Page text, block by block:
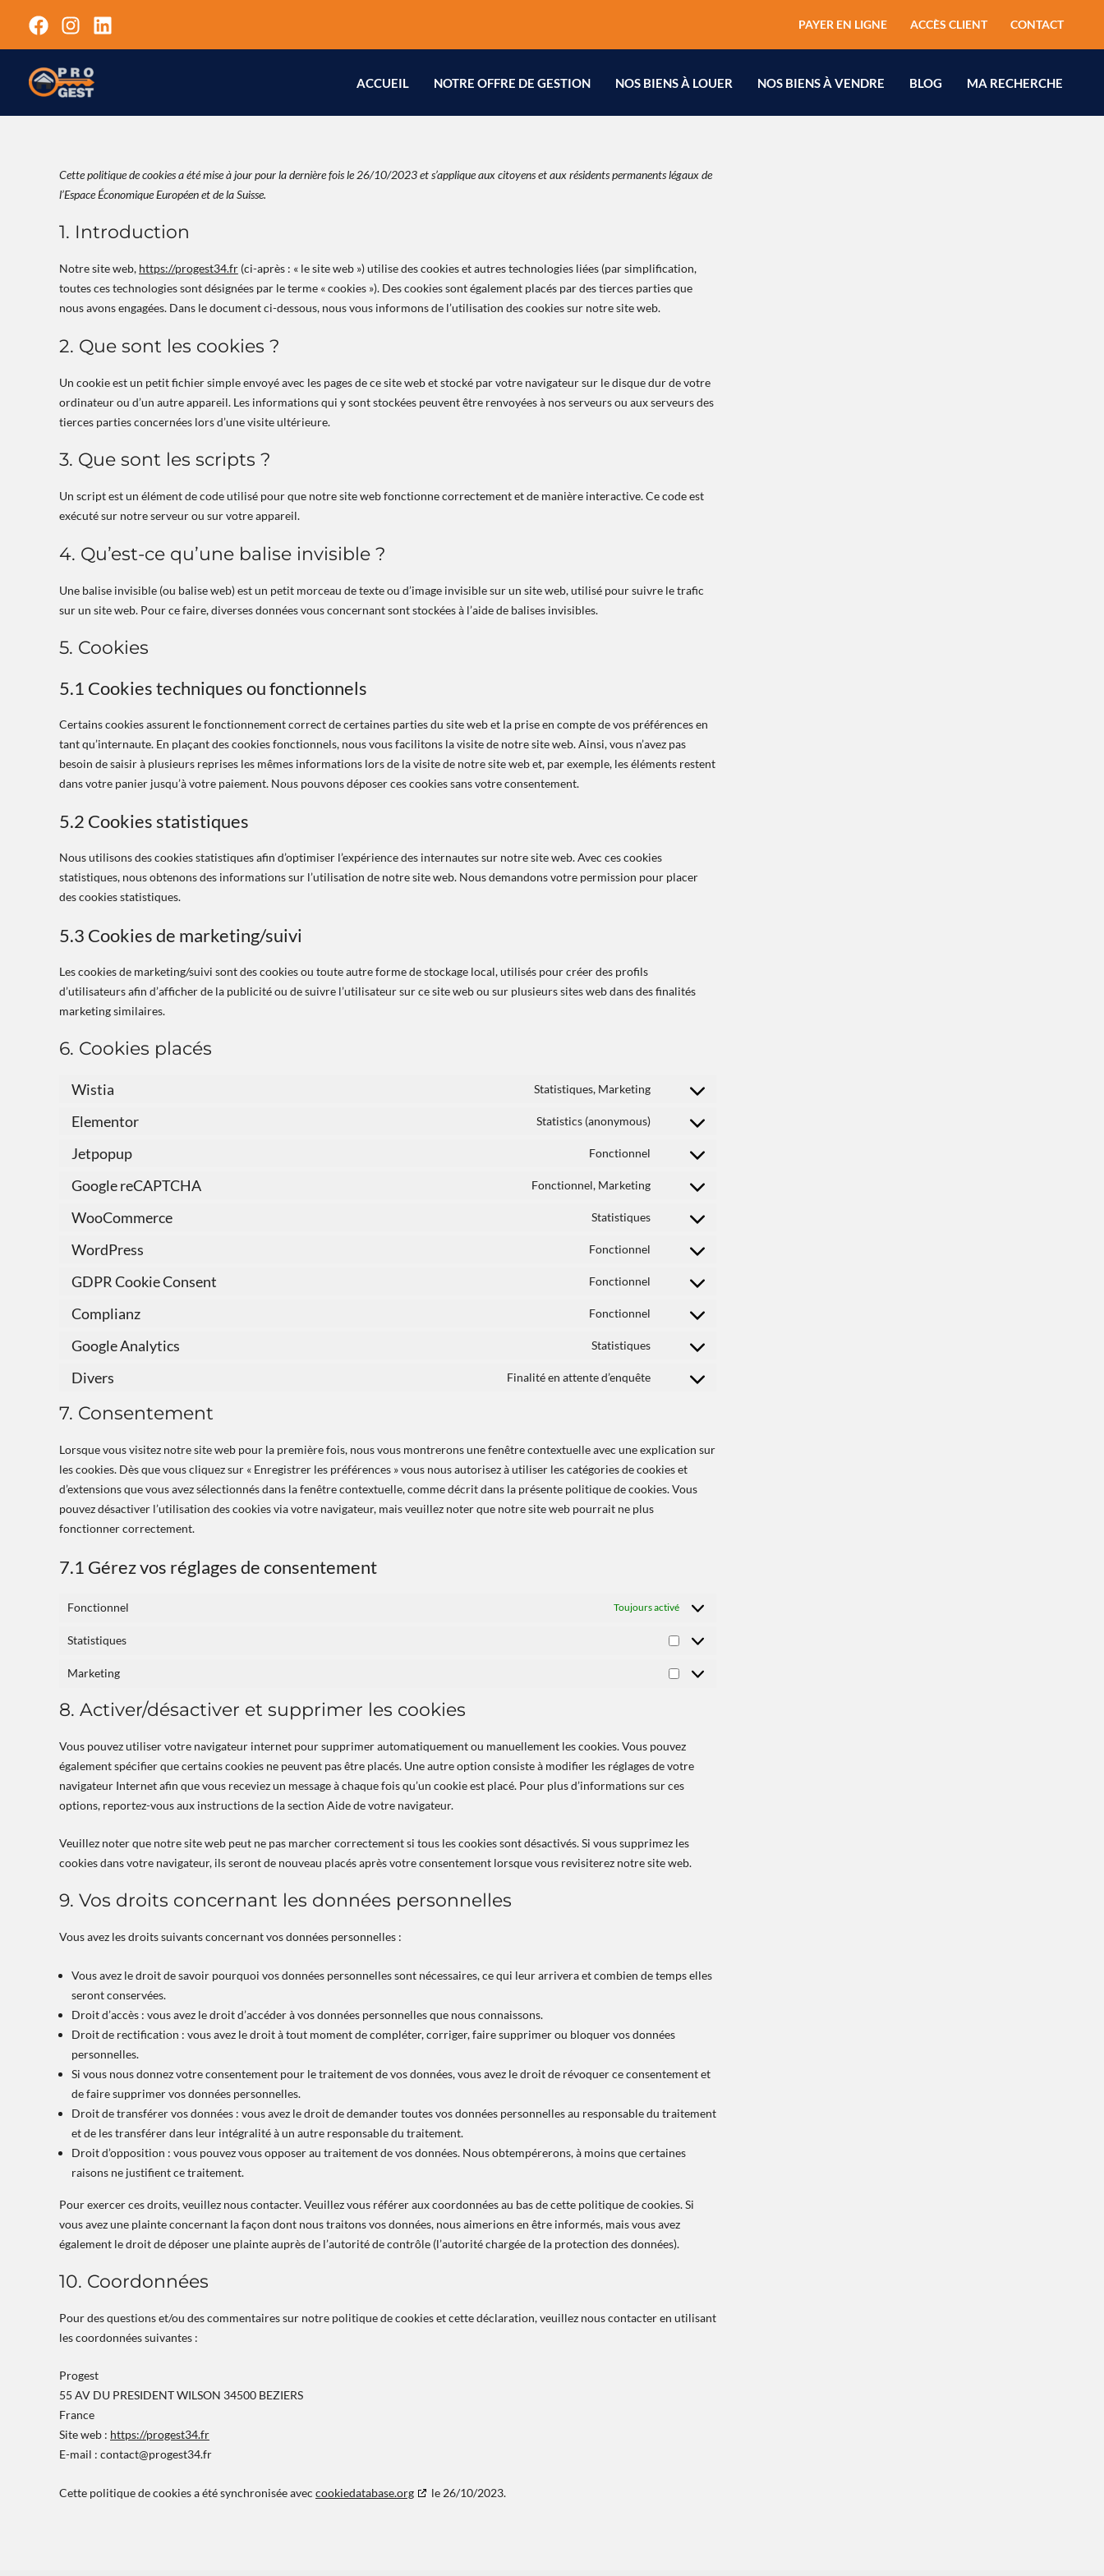
contenu
PAYER EN LIGNE ACCÈS CLIENT CONTACT
ACCUEIL NOTRE OFFRE DE GESTION NOS BIENS À LOUER NOS BIENS À VENDRE BLOG MA RECHERCHE
Cette politique de cookies a été mise à jour pour la dernière fois le 26/10/2023 et s’applique aux citoyens et aux résidents permanents légaux de
l’Espace Économique Européen et de la Suisse.
1. Introduction
Notre site web, https://progest34.fr (ci-après : « le site web ») utilise des cookies et autres technologies liées (par simplification,
toutes ces technologies sont désignées par le terme « cookies »). Des cookies sont également placés par des tierces parties que
nous avons engagées. Dans le document ci-dessous, nous vous informons de l’utilisation des cookies sur notre site web.
2. Que sont les cookies ?
Un cookie est un petit fichier simple envoyé avec les pages de ce site web et stocké par votre navigateur sur le disque dur de votre
ordinateur ou d’un autre appareil. Les informations qui y sont stockées peuvent être renvoyées à nos serveurs ou aux serveurs des
tierces parties concernées lors d’une visite ultérieure.
3. Que sont les scripts ?
Un script est un élément de code utilisé pour que notre site web fonctionne correctement et de manière interactive. Ce code est
exécuté sur notre serveur ou sur votre appareil.
4. Qu’est-ce qu’une balise invisible ?
Une balise invisible (ou balise web) est un petit morceau de texte ou d’image invisible sur un site web, utilisé pour suivre le trafic
sur un site web. Pour ce faire, diverses données vous concernant sont stockées à l’aide de balises invisibles.
5. Cookies
5.1 Cookies techniques ou fonctionnels
Certains cookies assurent le fonctionnement correct de certaines parties du site web et la prise en compte de vos préférences en
tant qu’internaute. En plaçant des cookies fonctionnels, nous vous facilitons la visite de notre site web. Ainsi, vous n’avez pas
besoin de saisir à plusieurs reprises les mêmes informations lors de la visite de notre site web et, par exemple, les éléments restent
dans votre panier jusqu’à votre paiement. Nous pouvons déposer ces cookies sans votre consentement.
5.2 Cookies statistiques
Nous utilisons des cookies statistiques afin d’optimiser l’expérience des internautes sur notre site web. Avec ces cookies
statistiques, nous obtenons des informations sur l’utilisation de notre site web. Nous demandons votre permission pour placer
des cookies statistiques.
5.3 Cookies de marketing/suivi
Les cookies de marketing/suivi sont des cookies ou toute autre forme de stockage local, utilisés pour créer des profils
d’utilisateurs afin d’afficher de la publicité ou de suivre l’utilisateur sur ce site web ou sur plusieurs sites web dans des finalités
marketing similaires.
6. Cookies placés
Wistia Statistiques, Marketing
service
Elementor Statistics (anonymous)
service
Jetpopup Fonctionnel
service
Google reCAPTCHA Fonctionnel, Marketing
service
recaptcha
WooCommerce Statistiques
service
WordPress Fonctionnel
service
GDPR Cookie Consent Fonctionnel
service
cookie-
Complianz Fonctionnel
service
Google Analytics Statistiques
service
analytics
Divers Finalité en attente d’enquête
service
7. Consentement
Lorsque vous visitez notre site web pour la première fois, nous vous montrerons une fenêtre contextuelle avec une explication sur
les cookies. Dès que vous cliquez sur « Enregistrer les préférences » vous nous autorisez à utiliser les catégories de cookies et
d’extensions que vous avez sélectionnés dans la fenêtre contextuelle, comme décrit dans la présente politique de cookies. Vous
pouvez désactiver l’utilisation des cookies via votre navigateur, mais veuillez noter que notre site web pourrait ne plus
fonctionner correctement.
7.1 Gérez vos réglages de consentement
Fonctionnel Toujours activé
Statistiques
Marketing
8. Activer/désactiver et supprimer les cookies
Vous pouvez utiliser votre navigateur internet pour supprimer automatiquement ou manuellement les cookies. Vous pouvez
également spécifier que certains cookies ne peuvent pas être placés. Une autre option consiste à modifier les réglages de votre
navigateur Internet afin que vous receviez un message à chaque fois qu’un cookie est placé. Pour plus d’informations sur ces
options, reportez-vous aux instructions de la section Aide de votre navigateur.
Veuillez noter que notre site web peut ne pas marcher correctement si tous les cookies sont désactivés. Si vous supprimez les
cookies dans votre navigateur, ils seront de nouveau placés après votre consentement lorsque vous revisiterez notre site web.
9. Vos droits concernant les données personnelles
Vous avez les droits suivants concernant vos données personnelles :
Vous avez le droit de savoir pourquoi vos données personnelles sont nécessaires, ce qui leur arrivera et combien de temps elles
seront conservées.
Droit d’accès : vous avez le droit d’accéder à vos données personnelles que nous connaissons.
Droit de rectification : vous avez le droit à tout moment de compléter, corriger, faire supprimer ou bloquer vos données
personnelles.
Si vous nous donnez votre consentement pour le traitement de vos données, vous avez le droit de révoquer ce consentement et
de faire supprimer vos données personnelles.
Droit de transférer vos données : vous avez le droit de demander toutes vos données personnelles au responsable du traitement
et de les transférer dans leur intégralité à un autre responsable du traitement.
Droit d’opposition : vous pouvez vous opposer au traitement de vos données. Nous obtempérerons, à moins que certaines
raisons ne justifient ce traitement.
Pour exercer ces droits, veuillez nous contacter. Veuillez vous référer aux coordonnées au bas de cette politique de cookies. Si
vous avez une plainte concernant la façon dont nous traitons vos données, nous aimerions en être informés, mais vous avez
également le droit de déposer une plainte auprès de l’autorité de contrôle (l’autorité chargée de la protection des données).
10. Coordonnées
Pour des questions et/ou des commentaires sur notre politique de cookies et cette déclaration, veuillez nous contacter en utilisant
les coordonnées suivantes :
Progest
55 AV DU PRESIDENT WILSON 34500 BEZIERS
France
Site web : https://progest34.fr
E-mail : contact@progest34.fr
Cette politique de cookies a été synchronisée avec cookiedatabase.org le 26/10/2023.